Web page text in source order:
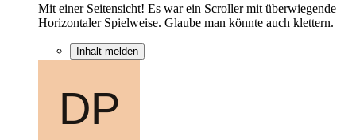
Mit einer Seitensicht! Es war ein Scroller mit überwiegende
Horizontaler Spielweise. Glaube man könnte auch klettern.
Inhalt melden